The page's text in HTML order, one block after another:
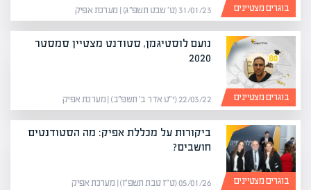
בוגרים מצטיינים 31/01/23 (ט׳ שבט תשפ״ג) | מערכת אפיק
בוגרים מצטיינים
נועם לוסטיגמן, סטודנט מצטיין סמסטר
2020
22/03/22 (י״ט אדר ב׳ תשפ״ב) | מערכת אפיק
בוגרים מצטיינים
ביקורות על מכללת אפיק: מה הסטודנטים
חושבים?
05/01/26 (ט״ז טבת תשפ״ו) | מערכת אפיק